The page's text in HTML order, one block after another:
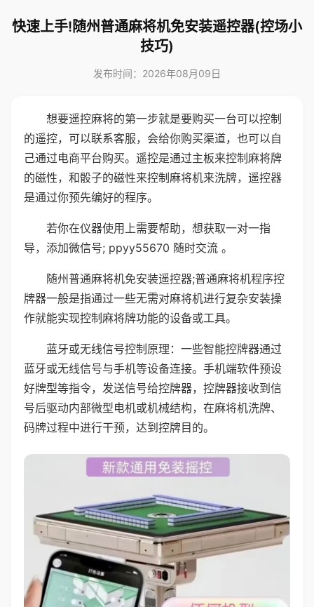
快速上手!随州普通麻将机免安装遥控器(控场小
技巧)
发布时间：2026年08月09日
想要遥控麻将的第一步就是要购买一台可以控制
的遥控，可以联系客服，会给你购买渠道，也可以自
己通过电商平台购买。遥控是通过主板来控制麻将牌
的磁性，和骰子的磁性来控制麻将机来洗牌，遥控器
是通过你预先编好的程序。
若你在仪器使用上需要帮助，想获取一对一指
导，添加微信号; ppyy55670 随时交流 。
随州普通麻将机免安装遥控器;普通麻将机程序控
牌器一般是指通过一些无需对麻将机进行复杂安装操
作就能实现控制麻将牌功能的设备或工具。
蓝牙或无线信号控制原理：一些智能控牌器通过
蓝牙或无线信号与手机等设备连接。手机端软件预设
好牌型等指令，发送信号给控牌器，控牌器接收到信
号后驱动内部微型电机或机械结构，在麻将机洗牌、
码牌过程中进行干预，达到控牌目的。